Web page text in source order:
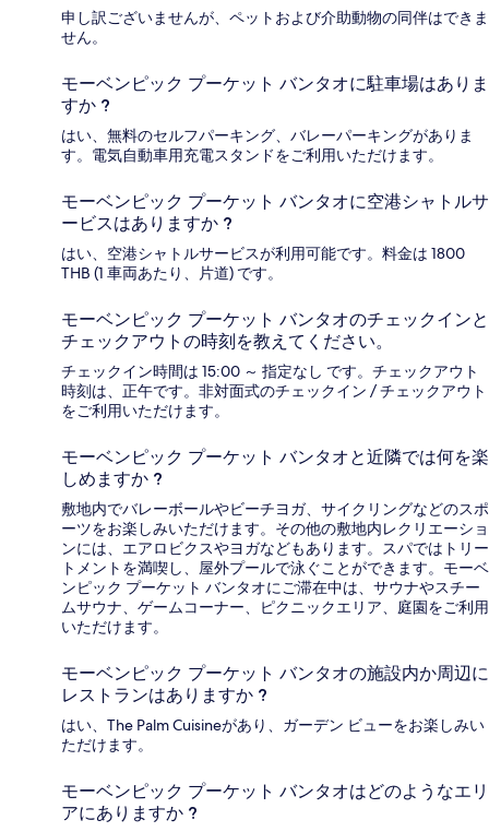
申し訳ございませんが、ペットおよび介助動物の同伴はできま
せん。
モーベンピック プーケット バンタオに駐車場はありま
すか ?
はい、無料のセルフパーキング、バレーパーキングがありま
す。電気自動車用充電スタンドをご利用いただけます。
モーベンピック プーケット バンタオに空港シャトルサ
ービスはありますか ?
はい、空港シャトルサービスが利用可能です。料金は 1800
THB (1 車両あたり、片道) です。
モーベンピック プーケット バンタオのチェックインと
チェックアウトの時刻を教えてください。
チェックイン時間は 15:00 ～ 指定なし です。チェックアウト
時刻は、正午です。非対面式のチェックイン / チェックアウト
をご利用いただけます。
モーベンピック プーケット バンタオと近隣では何を楽
しめますか ?
敷地内でバレーボールやビーチヨガ、サイクリングなどのスポ
ーツをお楽しみいただけます。その他の敷地内レクリエーショ
ンには、エアロビクスやヨガなどもあります。スパではトリー
トメントを満喫し、屋外プールで泳ぐことができます。モーベ
ンピック プーケット バンタオにご滞在中は、サウナやスチー
ムサウナ、ゲームコーナー、ピクニックエリア、庭園をご利用
いただけます。
モーベンピック プーケット バンタオの施設内か周辺に
レストランはありますか ?
はい、The Palm Cuisineがあり、ガーデン ビューをお楽しみい
ただけます。
モーベンピック プーケット バンタオはどのようなエリ
アにありますか ?